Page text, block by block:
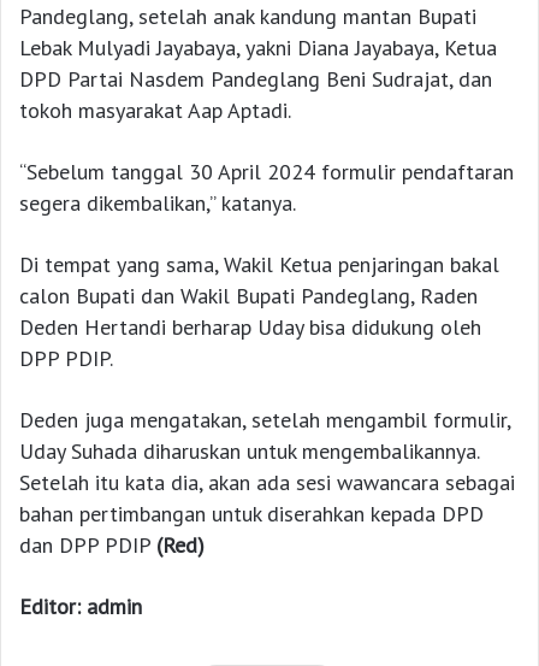
Pandeglang, setelah anak kandung mantan Bupati
Lebak Mulyadi Jayabaya, yakni Diana Jayabaya, Ketua
DPD Partai Nasdem Pandeglang Beni Sudrajat, dan
tokoh masyarakat Aap Aptadi.
“Sebelum tanggal 30 April 2024 formulir pendaftaran
segera dikembalikan,” katanya.
Di tempat yang sama, Wakil Ketua penjaringan bakal
calon Bupati dan Wakil Bupati Pandeglang, Raden
Deden Hertandi berharap Uday bisa didukung oleh
DPP PDIP.
Deden juga mengatakan, setelah mengambil formulir,
Uday Suhada diharuskan untuk mengembalikannya.
Setelah itu kata dia, akan ada sesi wawancara sebagai
bahan pertimbangan untuk diserahkan kepada DPD
dan DPP PDIP (Red)
Editor: admin